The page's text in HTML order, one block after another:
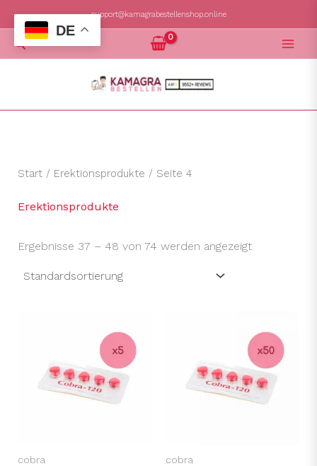
Inhalt
springen
support@kamagrabestellenshop.online
Suchen
Start/ Erektionsprodukte / Seite 4
Erektionsprodukte
Ergebnisse 37 – 48 von 74 werden angezeigt
cobra cobra
DE